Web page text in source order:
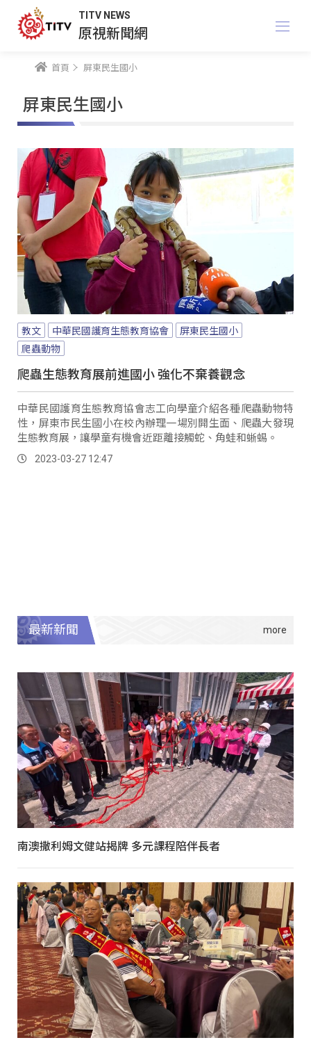
TITV NEWS
原視新聞網
首頁 屏東民生國小
屏東民生國小
教文 中華民國護育生態教育協會
屏東民生國小
爬蟲動物
爬蟲生態教育展前進國小 強化不棄養觀念
中華民國護育生態教育協會志工向學童介紹各種爬蟲動物特
性，屏東市民生國小在校內辦理一場別開生面、爬蟲大發現
生態教育展，讓學童有機會近距離接觸蛇、角蛙和蜥蜴。
2023-03-27 12:47
最新新聞
南澳撒利姆文健站揭牌 多元課程陪伴長者